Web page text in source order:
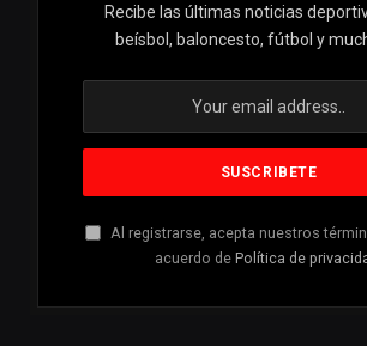
Recibe las últimas noticias
beísbol, baloncesto, fútbol y
Al registrarse, acepta nuestros
acuerdo de Política de